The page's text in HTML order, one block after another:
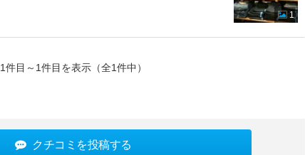
1
1件目～1件目を表示（全1件中）
クチコミを投稿する